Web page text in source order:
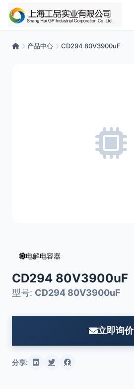
产品中心 CD294 80V3900uF
电解电容器
CD294 80V3900uF
型号: CD294 80V3900uF
立即询价
分享: